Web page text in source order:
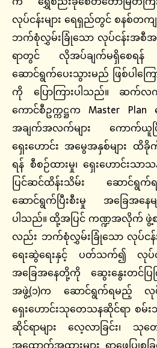
လုပ်ငန်းများ ရေရှည်တွင် စနစ်
ဘက်စုံလွှမ်းခြုံသော လုပ်ငန်းအစီအစ
ရာတွင် လိုအပ်ချက်မရှိစေရန် ပူ
ဆောင်ရွက်ပေးသွားမည် ဖြစ်ပါကြေ
ကို ပြောကြားပါသည်။ ဆက်လ
ကောင်စီဥက္ကဋ္ဌက Master
အချက်အလက်များ ကောက်ယူပြီ
ရှေးဟောင်း အမွေအနှစ်များ ထိ
ရန် စီစဉ်ထားမှု၊ ရှေးဟောင်းသ
ပြင်ဆင်ထိန်းသိမ်း ဆောင်ရွ
ဆောင်ရွက်ပြီးစီးမှု အခြေအနေ
ပါသည်။ ထို့အပြင် ကဏ္ဍအလိုက် ဖွဲ့
လည်း ဘက်စုံလွှမ်းခြုံသော လုပ်ငန်း
ရေးဆွဲရေးနှင့် ပတ်သက်၍ လုပ်
အခြေအနေတို့ကို ဆွေးနွေးတင်
အဖွဲ့(၁)က ဆောင်ရွက်ရမည့် လုပ်ငန်
ရှေးဟောင်းသုတေသနဆိုင်ရာ စမ်း
ဆိုင်ရာများ ‌လေ့လာခြင်း၊ သုတ